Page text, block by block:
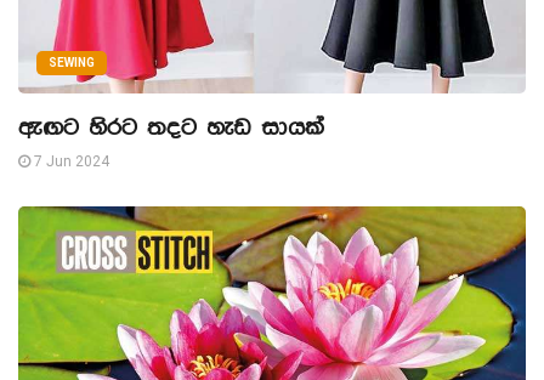
SEWING
ඇඟට හිරට තදට හැඩ සායක්
7 Jun 2024